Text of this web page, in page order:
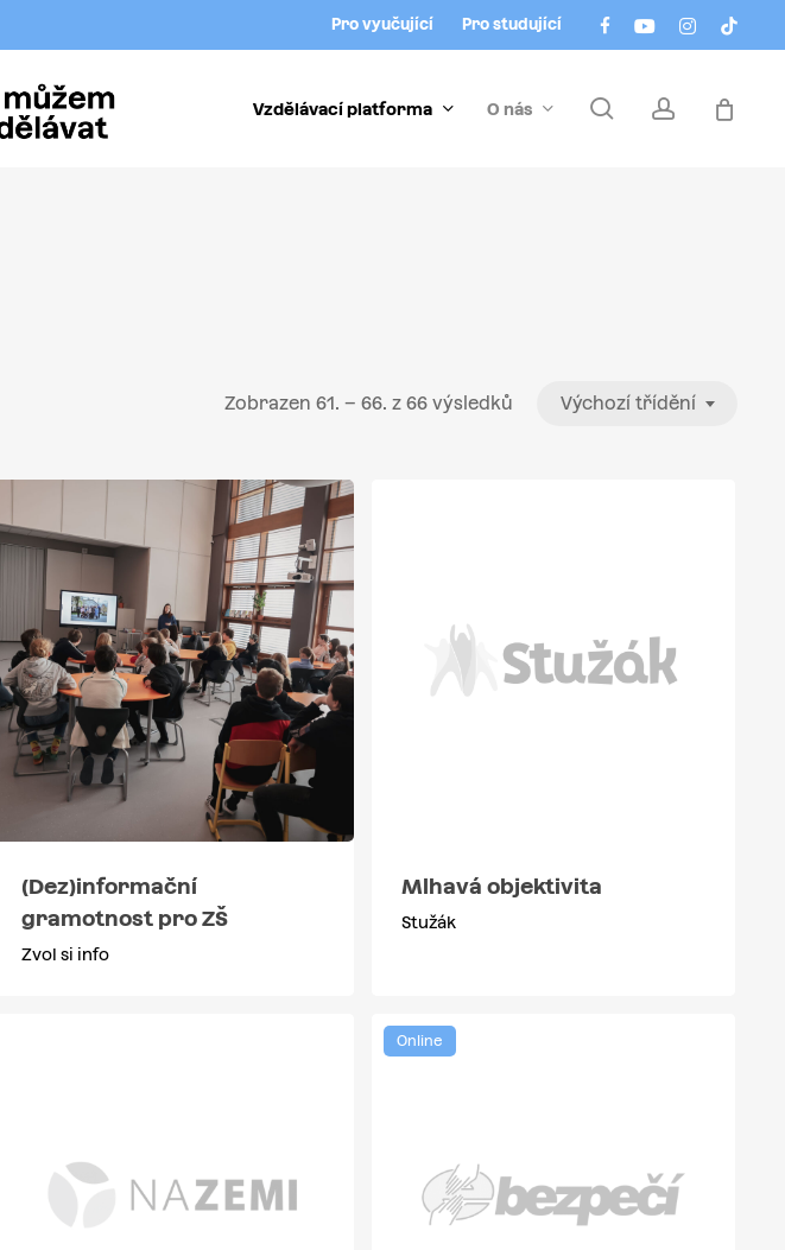
facebookyoutubeinstagram
tiktok
Pro vyučující Pro studující
Vzdělávací platforma O nás searchaccount
Zobrazen 61. – 66. z 66 výsledků Výchozí třídění
(Dez)informační
gramotnost pro ZŠ
Zvol si info
Mlhavá objektivita
Stužák
Online
Menu